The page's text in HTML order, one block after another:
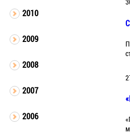
2010
2009
2008
2007
2006